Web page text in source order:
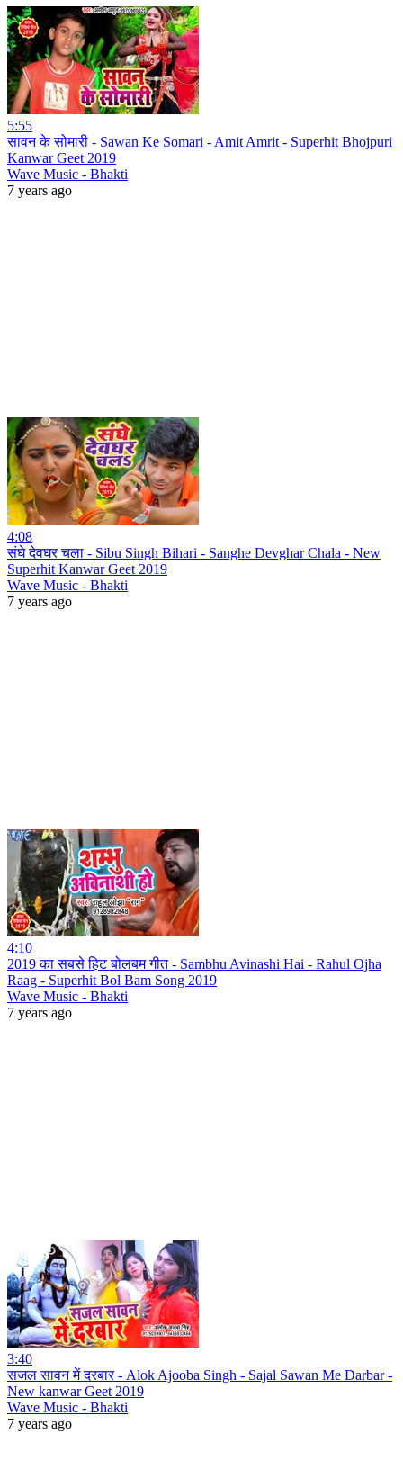
5:55
सावन के सोमारी - Sawan Ke Somari - Amit Amrit - Superhit Bhojpuri
Kanwar Geet 2019
Wave Music - Bhakti
7 years ago
4:08
संघे देवघर चला - Sibu Singh Bihari - Sanghe Devghar Chala - New
Superhit Kanwar Geet 2019
Wave Music - Bhakti
7 years ago
4:10
2019 का सबसे हिट बोलबम गीत - Sambhu Avinashi Hai - Rahul Ojha
Raag - Superhit Bol Bam Song 2019
Wave Music - Bhakti
7 years ago
3:40
सजल सावन में दरबार - Alok Ajooba Singh - Sajal Sawan Me Darbar -
New kanwar Geet 2019
Wave Music - Bhakti
7 years ago